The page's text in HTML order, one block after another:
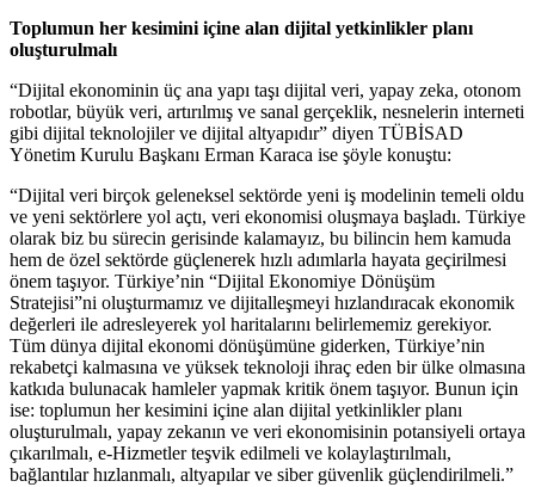
Toplumun her kesimini içine alan dijital yetkinlikler planı
oluşturulmalı
“Dijital ekonominin üç ana yapı taşı dijital veri, yapay zeka, otonom
robotlar, büyük veri, artırılmış ve sanal gerçeklik, nesnelerin interneti
gibi dijital teknolojiler ve dijital altyapıdır” diyen TÜBİSAD
Yönetim Kurulu Başkanı Erman Karaca ise şöyle konuştu:
“Dijital veri birçok geleneksel sektörde yeni iş modelinin temeli oldu
ve yeni sektörlere yol açtı, veri ekonomisi oluşmaya başladı. Türkiye
olarak biz bu sürecin gerisinde kalamayız, bu bilincin hem kamuda
hem de özel sektörde güçlenerek hızlı adımlarla hayata geçirilmesi
önem taşıyor. Türkiye’nin “Dijital Ekonomiye Dönüşüm
Stratejisi”ni oluşturmamız ve dijitalleşmeyi hızlandıracak ekonomik
değerleri ile adresleyerek yol haritalarını belirlememiz gerekiyor.
Tüm dünya dijital ekonomi dönüşümüne giderken, Türkiye’nin
rekabetçi kalmasına ve yüksek teknoloji ihraç eden bir ülke olmasına
katkıda bulunacak hamleler yapmak kritik önem taşıyor. Bunun için
ise: toplumun her kesimini içine alan dijital yetkinlikler planı
oluşturulmalı, yapay zekanın ve veri ekonomisinin potansiyeli ortaya
çıkarılmalı, e-Hizmetler teşvik edilmeli ve kolaylaştırılmalı,
bağlantılar hızlanmalı, altyapılar ve siber güvenlik güçlendirilmeli.”